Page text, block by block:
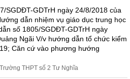
SGDĐT-GDTrH ngày 24/8/2018 của
dẫn nhiệm vụ giáo dục trung học
số 1805/SGDĐT-GDTrH ngày
Ngãi V/v hướng dẫn tổ chức kiểm
Căn cứ vào phương hướng
THPT số 2 Tư Nghĩa